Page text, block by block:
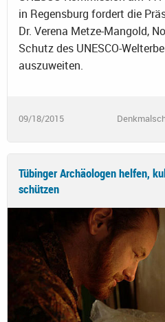
in Regensburg fordert die
Dr. Verena Metze-Mangold,
Schutz des UNESCO-
auszuweiten.
09/18/2015
Tübinger Archäologen helfen,
schützen